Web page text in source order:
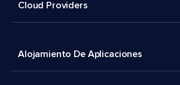
Cloud Providers
Alojamiento De Aplicaciones